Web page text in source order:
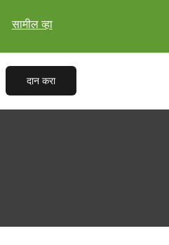
सामील व्हा
दान करा